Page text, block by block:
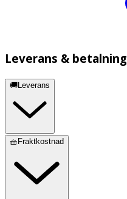
Leverans & betalning
🚚Leverans
🧺Fraktkostnad